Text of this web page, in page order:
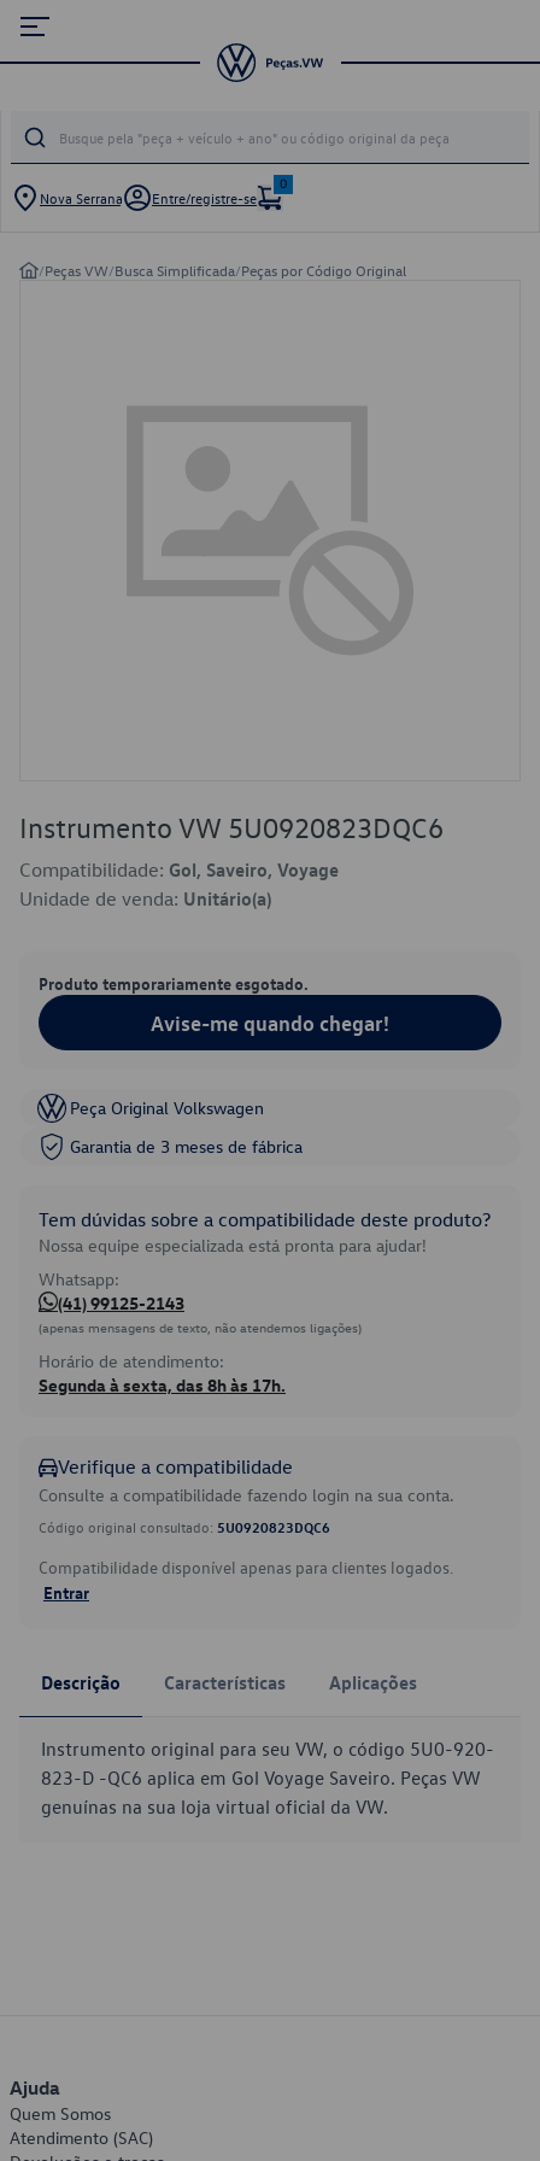
Nova Serrana Entre/registre-se
0
/Peças VW/Busca Simplificada/Peças por Código Original
Instrumento VW 5U0920823DQC6
Compatibilidade: Gol, Saveiro, Voyage
Unidade de venda: Unitário(a)
Produto temporariamente esgotado.
Avise-me quando chegar!
Peça Original Volkswagen
Garantia de 3 meses de fábrica
Tem dúvidas sobre a compatibilidade deste produto?
Nossa equipe especializada está pronta para ajudar!
Whatsapp:
(41) 99125-2143
(apenas mensagens de texto, não atendemos ligações)
Horário de atendimento:
Segunda à sexta, das 8h às 17h.
Verifique a compatibilidade
Consulte a compatibilidade fazendo login na sua conta.
Código original consultado: 5U0920823DQC6
Compatibilidade disponível apenas para clientes logados.
Entrar
Descrição Características Aplicações
Instrumento original para seu VW, o código 5U0-920-
823-D -QC6 aplica em Gol Voyage Saveiro. Peças VW
genuínas na sua loja virtual oficial da VW.
Ajuda
Quem Somos
Atendimento (SAC)